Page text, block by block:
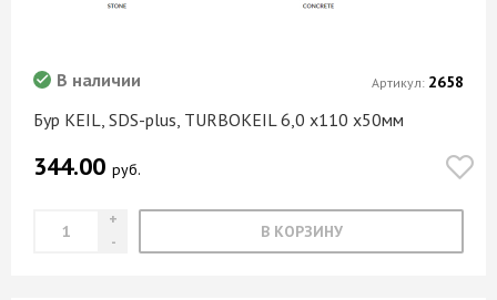
Бур KEIL, SDS-plus, TURBOKEIL 6,0 х110 х50мм
В наличии
344.00 руб.
В КОРЗИНУ
Артикул: 2658